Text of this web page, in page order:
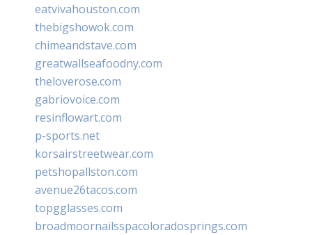
eatvivahouston.com
thebigshowok.com
chimeandstave.com
greatwallseafoodny.com
theloverose.com
gabriovoice.com
resinflowart.com
p-sports.net
korsairstreetwear.com
petshopallston.com
avenue26tacos.com
topgglasses.com
broadmoornailsspacoloradosprings.com